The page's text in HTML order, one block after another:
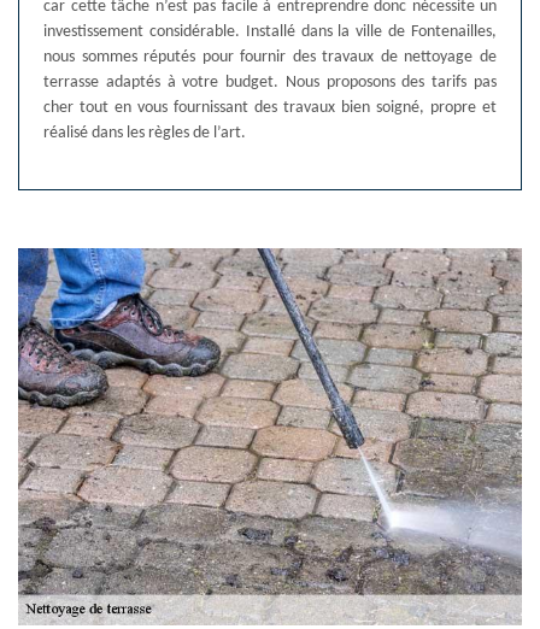
car cette tâche n’est pas facile à entreprendre donc nécessite un
investissement considérable. Installé dans la ville de Fontenailles,
nous sommes réputés pour fournir des travaux de nettoyage de
terrasse adaptés à votre budget. Nous proposons des tarifs pas
cher tout en vous fournissant des travaux bien soigné, propre et
réalisé dans les règles de l’art.